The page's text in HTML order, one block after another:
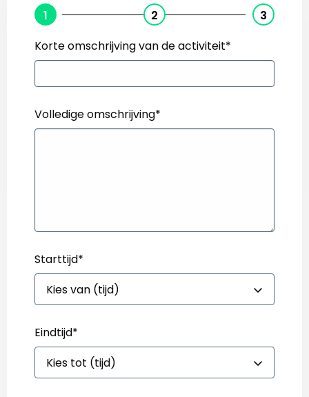
1 2
3
Korte omschrijving van de activiteit*
Volledige omschrijving*
Starttijd*
Eindtijd*